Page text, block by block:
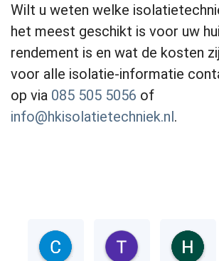
Wilt u weten welke
het meest geschikt is voor uw
rendement is en wat de kosten
voor alle isolatie-informatie
op via 085 505 5056 of
info@hkisolatietechniek.nl.
2 jaar geleden 2 jaar geleden 2